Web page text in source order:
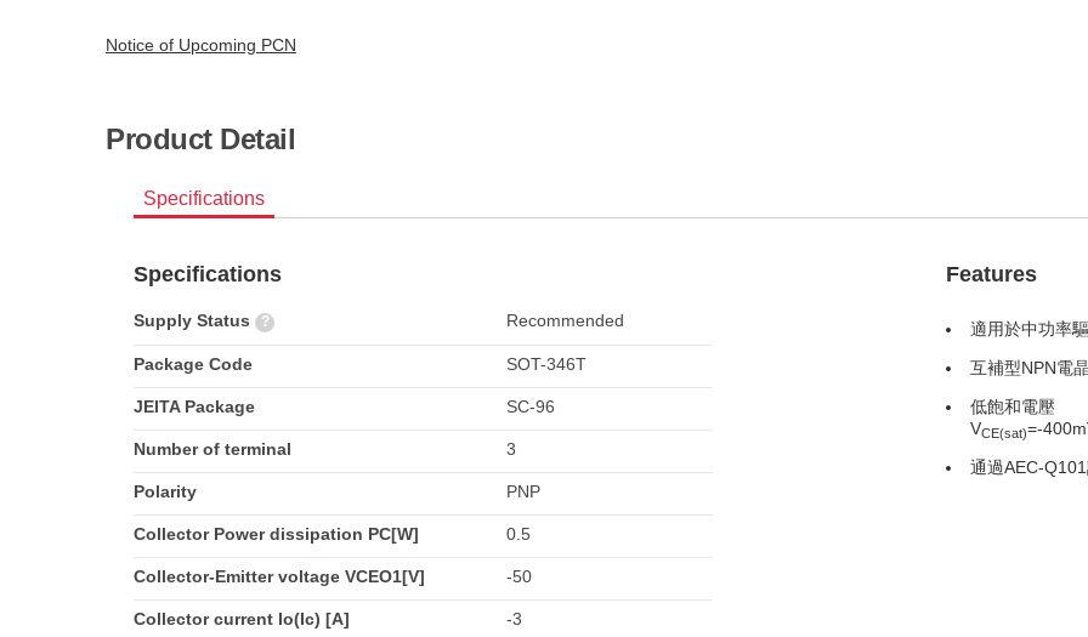
Notice of Upcoming PCN
Product Detail
Specifications
Specifications
Supply Status ? Recommended
Package Code SOT-346T
JEITA Package SC-96
Number of terminal 3
Polarity PNP
Collector Power dissipation PC[W] 0.5
Collector-Emitter voltage VCEO1[V] -50
Collector current Io(Ic) [A] -3
Features
適用於中功率
互補型NPN電
低飽和電壓
VCE(sat)=-
通過AEC-